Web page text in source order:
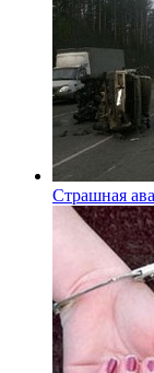
Страшная